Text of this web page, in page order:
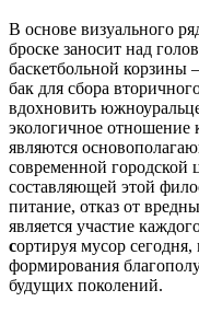
В основе визуального
броске заносит над
баскетбольной корзины
бак для сбора
вдохновить
экологичное
являются
современной
составляющей этой
питание, отказ от
является участие
сортируя мусор
формирования
будущих поколений.